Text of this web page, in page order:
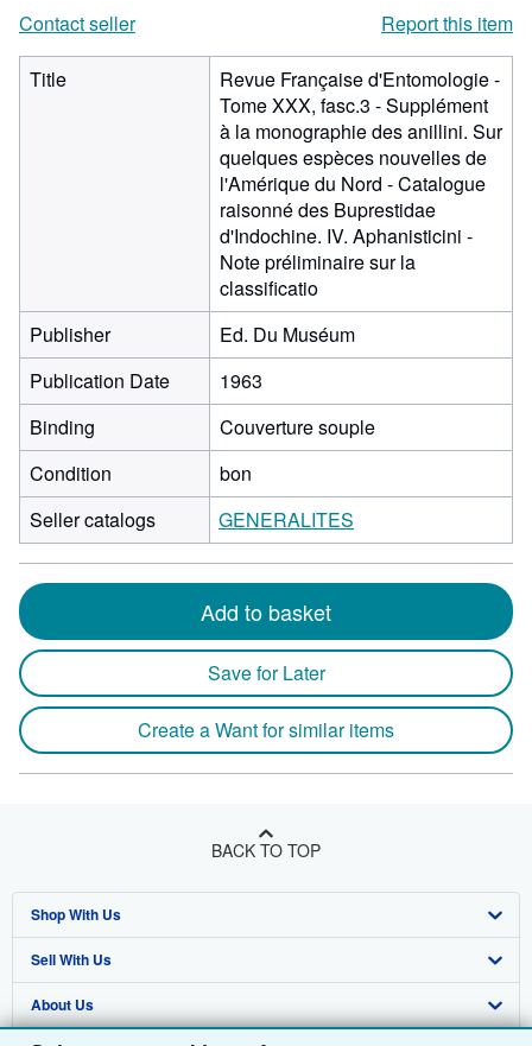
Contact seller
Report this item
Title
Revue Française d'Entomologie -
Tome XXX, fasc.3 - Supplément
à la monographie des anillini. Sur
quelques espèces nouvelles de
l'Amérique du Nord - Catalogue
raisonné des Buprestidae
d'Indochine. IV. Aphanisticini -
Note préliminaire sur la
classificatio
Publisher
Ed. Du Muséum
Publication Date
1963
Binding
Couverture souple
Condition
bon
Seller catalogs
GENERALITES
Add to basket
Save for Later
Create a Want for similar items
BACK TO TOP
Shop With Us
Advanced Search
Browse Collections
Sell With Us
Start Selling
About Us